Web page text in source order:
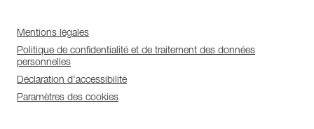
Mentions légales
Politique de confidentialité et de traitement des données
personnelles
Déclaration d'accessibilité
Paramètres des cookies